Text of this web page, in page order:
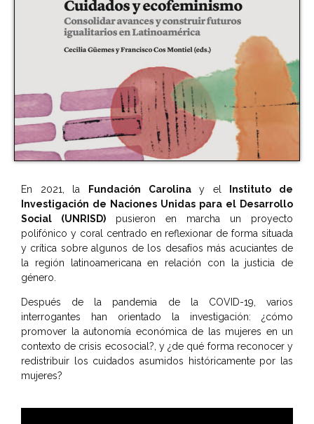
En 2021, la Fundación Carolinay el
Instituto de
Investigación de Naciones Unidas para el Desarrollo
Social (UNRISD) pusieron en marcha un proyecto
polifónico y coral centrado en reflexionar de forma situada
y crítica sobre algunos de los desafíos más acuciantes de
la región latinoamericana en relación con la justicia de
género.
Después de la pandemia de la COVID-19, varios
interrogantes han orientado la investigación: ¿cómo
promover la autonomía económica de las mujeres en un
contexto de crisis ecosocial?, y ¿de qué forma reconocer y
redistribuir los cuidados asumidos históricamente por las
mujeres?